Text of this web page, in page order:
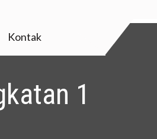
Kontak
1